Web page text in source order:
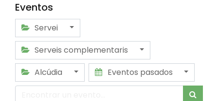
Eventos
Servei
Serveis complementaris
Alcúdia
Eventos pasados